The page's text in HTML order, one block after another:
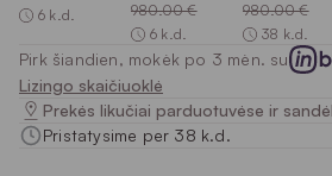
6 k.d.
980.00 €
6 k.d.
980.00 €
38 k.d.
Pirk šiandien, mokėk po 3 mėn. su
Lizingo skaičiuoklė
Prekės likučiai parduotuvėse ir
Pristatysime per 38 k.d.